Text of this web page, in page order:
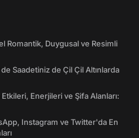
Romantik, Duygusal ve Resimli
Saadetiniz de Çil Çil Altınlarda
Enerjileri ve Şifa Alanları:
Instagram ve Twitter'da En